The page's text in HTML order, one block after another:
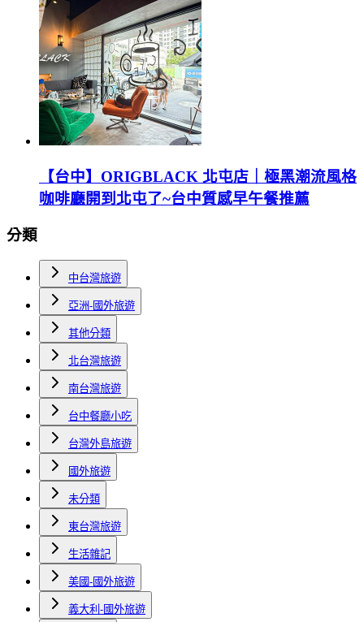
【台中】ORIGBLACK 北屯店｜極黑潮流風格
咖啡廳開到北屯了~台中質感早午餐推薦
分類
中台灣旅遊
亞洲-國外旅遊
其他分類
北台灣旅遊
南台灣旅遊
台中餐廳小吃
台灣外島旅遊
國外旅遊
未分類
東台灣旅遊
生活雜記
美國-國外旅遊
義大利-國外旅遊